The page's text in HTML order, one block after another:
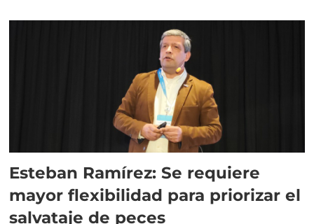
Esteban Ramírez: Se requiere
mayor flexibilidad para priorizar el
salvataje de peces